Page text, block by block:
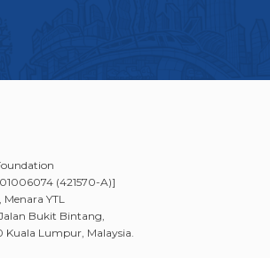
(421570-A)]
Menara YTL
Bukit Bintang,
Kuala Lumpur, Malaysia.